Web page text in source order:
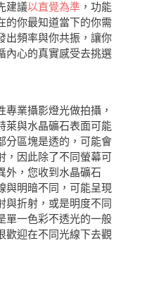
建議以直覺為準 ，功能
的你最知道當下的你需
出頻率與你共振，讓你
內心的真實感受去挑選
業攝影燈光做拍攝，
萊與水晶礦石表面可能
分區塊是透的，可能會
，因此除了不同螢幕可
外，您收到水晶礦石
與明暗不同，可能呈現
與折射，或是明度不同
單一色彩不透光的一般
歡迎在不同光線下去觀